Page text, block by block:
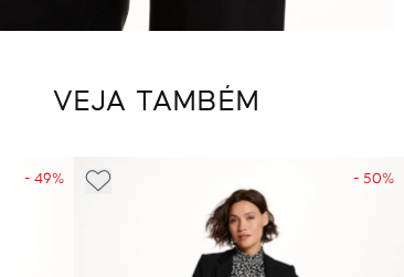
VEJA TAMBÉM
- 49% - 50%